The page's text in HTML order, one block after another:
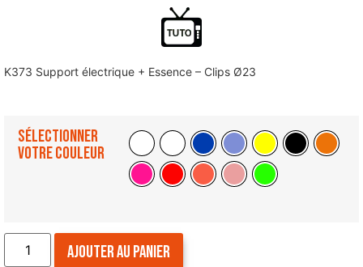
K373 Support électrique + Essence – Clips Ø23
Sélectionner
votre couleur
Ajouter au panier